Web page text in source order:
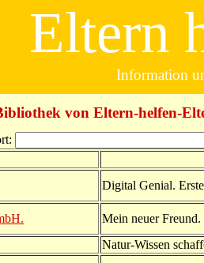
Eltern
Information
von Eltern-helfen-
Digital Genial.
Mein neuer
Natur-Wissen